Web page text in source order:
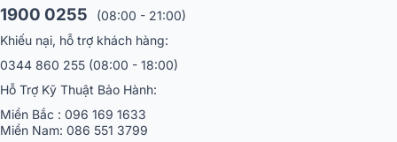
1900 0255
(08:00 - 21:00)
Khiếu nại, hỗ trợ khách hàng:
0344 860 255 (08:00 - 18:00)
Hỗ Trợ Kỹ Thuật Bảo Hành:
Miền Bắc : 096 169 1633
Miền Nam: 086 551 3799